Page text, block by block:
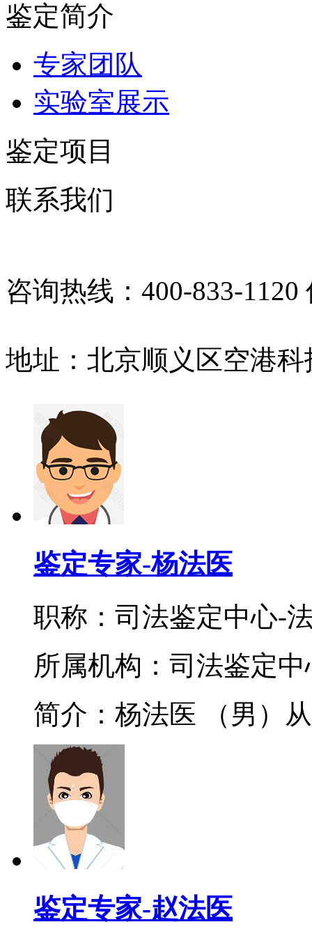
鉴定简介
专家团队
实验室展示
鉴定项目
联系我们
咨询热线：400-833-
地址：北京顺义区空港科
鉴定专家-杨法医
职称：司法鉴定中心-
所属机构：司法鉴定中
简介：杨法医 （男）
鉴定专家-赵法医